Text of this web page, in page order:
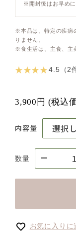
※開封後はお早めに
※本品は、特定の疾病
りません。
※食生活は、主食、主
★ ★ ★ ★ 4.5（2
3,900円 (税込
内容量
数量
お気に入りに